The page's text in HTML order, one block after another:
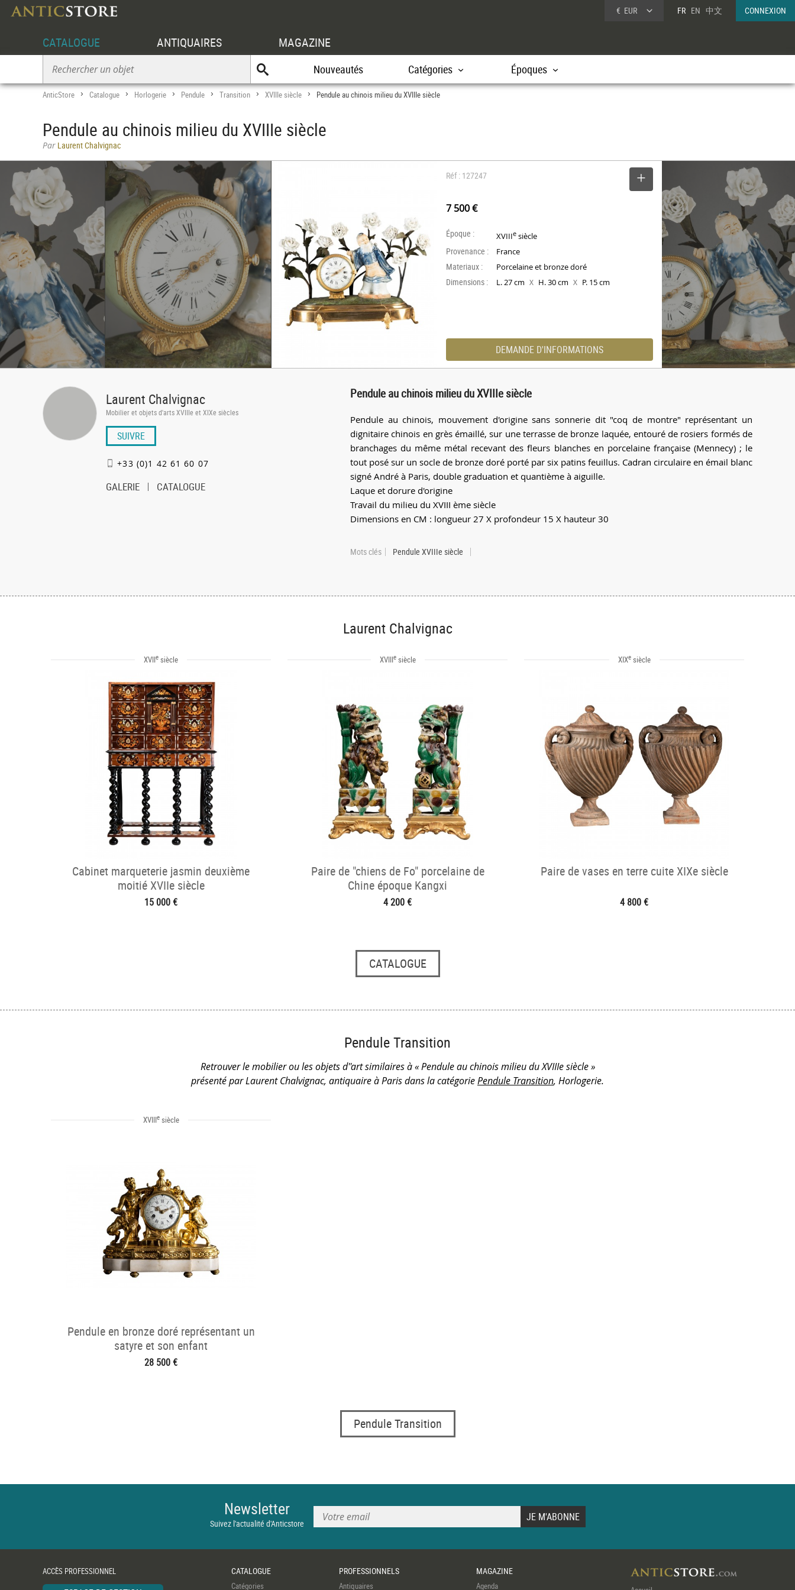
€ EUR FR EN 中文 CONNEXION
CATALOGUE ANTIQUAIRES MAGAZINE
Nouveautés Catégories Époques
AnticStore > Catalogue > Horlogerie > Pendule > Transition > XVIIIe siècle > Pendule au chinois milieu du XVIIIe siècle
Pendule au chinois milieu du XVIIIe siècle
Par Laurent Chalvignac
Réf : 127247
7 500 €
Époque : XVIIIe siècle
Provenance : France
Materiaux : Porcelaine et bronze doré
Dimensions : L. 27 cm X H. 30 cm X P. 15 cm
DEMANDE D'INFORMATIONS
Laurent Chalvignac
Mobilier et objets d'arts XVIIIe et XIXe siècles
SUIVRE
+33 (0)1 42 61 60 07
GALERIE CATALOGUE
Pendule au chinois milieu du XVIIIe siècle
Pendule au chinois, mouvement d'origine sans sonnerie dit "coq de montre" représentant un
dignitaire chinois en grès émaillé, sur une terrasse de bronze laquée, entouré de rosiers formés de
branchages du même métal recevant des fleurs blanches en porcelaine française (Mennecy) ; le
tout posé sur un socle de bronze doré porté par six patins feuillus. Cadran circulaire en émail blanc
signé André à Paris, double graduation et quantième à aiguille.
Laque et dorure d'origine
Travail du milieu du XVIII ème siècle
Dimensions en CM : longueur 27 X profondeur 15 X hauteur 30
Mots clés Pendule XVIIIe siècle
Laurent Chalvignac
XVIIe siècle
Cabinet marqueterie jasmin deuxième
moitié XVIIe siècle
15 000 €
XVIIIesiècle
Paire de "chiens de Fo" porcelaine de
Chine époque Kangxi
4 200 €
XIXesiècle
Paire de vases en terre cuite XIXe siècle
4 800 €
CATALOGUE
Pendule Transition
Retrouver le mobilier ou les objets d''art similaires à « Pendule au chinois milieu du XVIIIe siècle »
présenté par Laurent Chalvignac, antiquaire à Paris dans la catégoriePendule Transition, Horlogerie.
XVIIIesiècle
Pendule en bronze doré représentant un
satyre et son enfant
28 500 €
Pendule Transition
Newsletter
Suivez l'actualité d'Anticstore
ACCÈS PROFESSIONNEL CATALOGUE
Catégories
PROFESSIONNELS
Antiquaires
MAGAZINE
Agenda